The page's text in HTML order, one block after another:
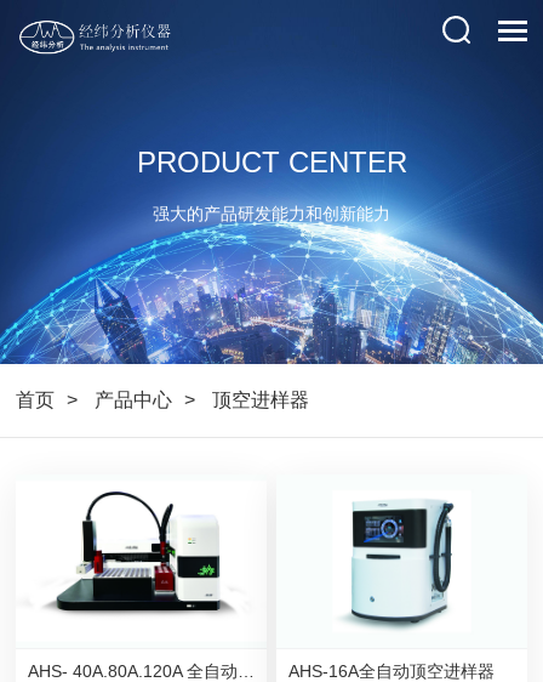
PRODUCT CENTER
强大的产品研发能力和创新能力
首页 产品中心 顶空进样器
AHS-16A全自动顶空进样器